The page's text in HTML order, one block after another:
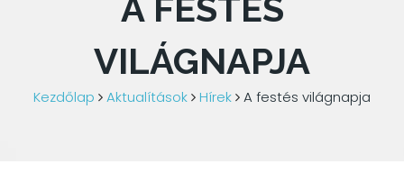
VILÁGNAPJA
Kezdőlap Aktualítások Hírek A festés világnapja